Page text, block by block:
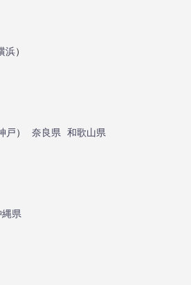
浜）
戸） 奈良県 和歌山県
県